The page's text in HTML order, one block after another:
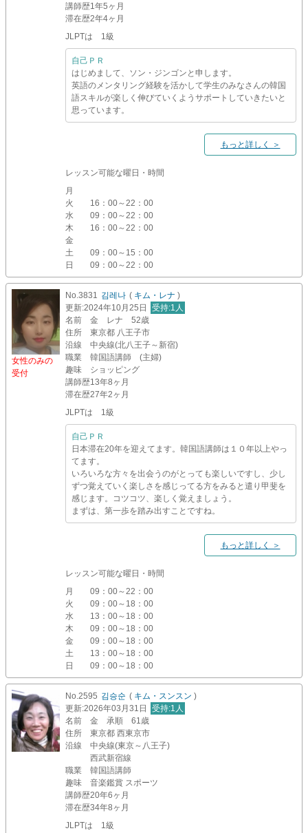
講師歴1年5ヶ月
滞在歴2年4ヶ月
JLPTは 1級
自己ＰＲ
はじめまして、ソン・ジンゴンと申します。
英語のメンタリング経験を活かして学生のみなさんの韓国
語スキルが楽しく伸びていくようサポートしていきたいと
思っています。
もっと詳しく ＞
レッスン可能な曜日・時間
月
火
16：00～22：00
水
09：00～22：00
木
16：00～22：00
金
土
09：00～15：00
日
09：00～22：00
女性のみの
受付
No.3831 김레나 ( キム・レナ )
更新:2024年10月25日 受持:1人
名前
金 レナ 52歳
住所
東京都 八王子市
沿線
中央線(北八王子～新宿)
職業
韓国語講師 (主婦)
趣味
ショッピング
講師歴13年8ヶ月
滞在歴27年2ヶ月
JLPTは 1級
自己ＰＲ
日本滞在20年を迎えてます。韓国語講師は１０年以上やっ
てます。
いろいろな方々を出会うのがとっても楽しいですし、少し
ずつ覚えていく楽しさを感じってる方をみると遣り甲斐を
感じます。コツコツ、楽しく覚えましょう。
まずは、第一歩を踏み出すことですね。
もっと詳しく ＞
レッスン可能な曜日・時間
月
09：00～22：00
火
09：00～18：00
水
13：00～18：00
木
09：00～18：00
金
09：00～18：00
土
13：00～18：00
日
09：00～18：00
No.2595 김승순 ( キム・スンスン )
更新:2026年03月31日 受持:1人
名前
金 承順 61歳
住所
東京都 西東京市
沿線
中央線(東京～八王子)
西武新宿線
職業
韓国語講師
趣味
音楽鑑賞 スポーツ
講師歴20年6ヶ月
滞在歴34年8ヶ月
JLPTは 1級